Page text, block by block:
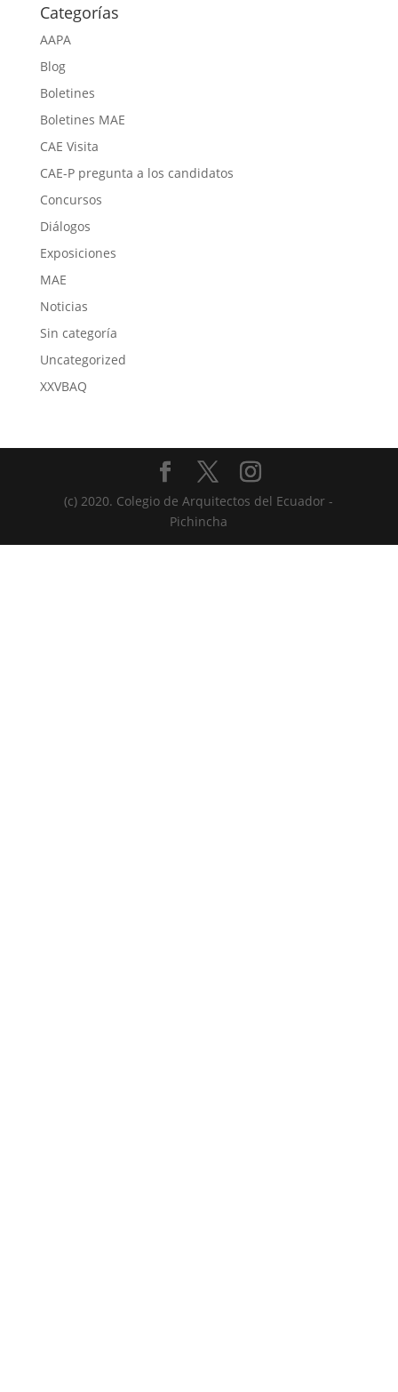
Categorías
AAPA
Blog
Boletines
Boletines MAE
CAE Visita
CAE-P pregunta a los candidatos
Concursos
Diálogos
Exposiciones
MAE
Noticias
Sin categoría
Uncategorized
XXVBAQ
(c) 2020. Colegio de Arquitectos del Ecuador -
Pichincha